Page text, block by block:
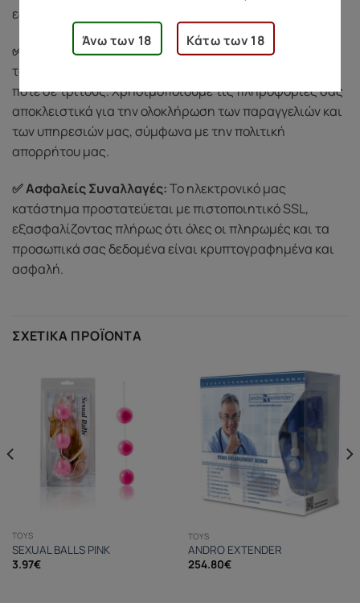
εξυπηρετήσουμε με διακριτικότητα και σεβασμό.
✅ Σεβασμός στην Ιδιωτικότητά σας:Προστατεύουμε
τα προσωπικά σας δεδομένα και δεν τα κοινοποιούμε
ποτέ σε τρίτους. Χρησιμοποιούμε τις πληροφορίες σας
αποκλειστικά για την ολοκλήρωση των παραγγελιών και
των υπηρεσιών μας, σύμφωνα με την πολιτική
απορρήτου μας.
✅ Ασφαλείς Συναλλαγές:Το ηλεκτρονικό μας
κατάστημα προστατεύεται με πιστοποιητικό SSL,
εξασφαλίζοντας πλήρως ότι όλες οι πληρωμές και τα
προσωπικά σας δεδομένα είναι κρυπτογραφημένα και
ασφαλή.
ΣΧΕΤΙΚΆ ΠΡΟΪΌΝΤΑ
TOYS
SEXUAL BALLS PINK
3.97€
TOYS
ANDRO EXTENDER
254.80€
Άνω των 18 Κάτω των 18